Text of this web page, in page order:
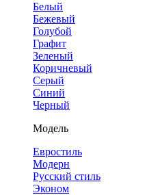
Белый
Бежевый
Голубой
Графит
Зеленый
Коричневый
Серый
Синий
Черный
Модель
Евростиль
Модерн
Русский стиль
Эконом